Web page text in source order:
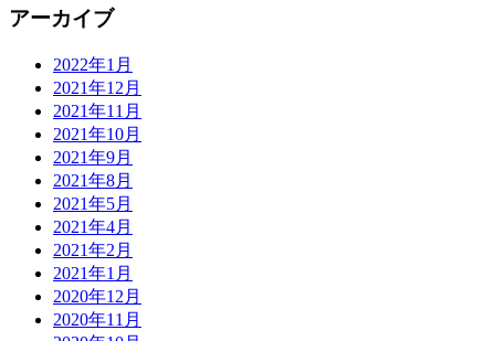
アーカイブ
2022年1月
2021年12月
2021年11月
2021年10月
2021年9月
2021年8月
2021年5月
2021年4月
2021年2月
2021年1月
2020年12月
2020年11月